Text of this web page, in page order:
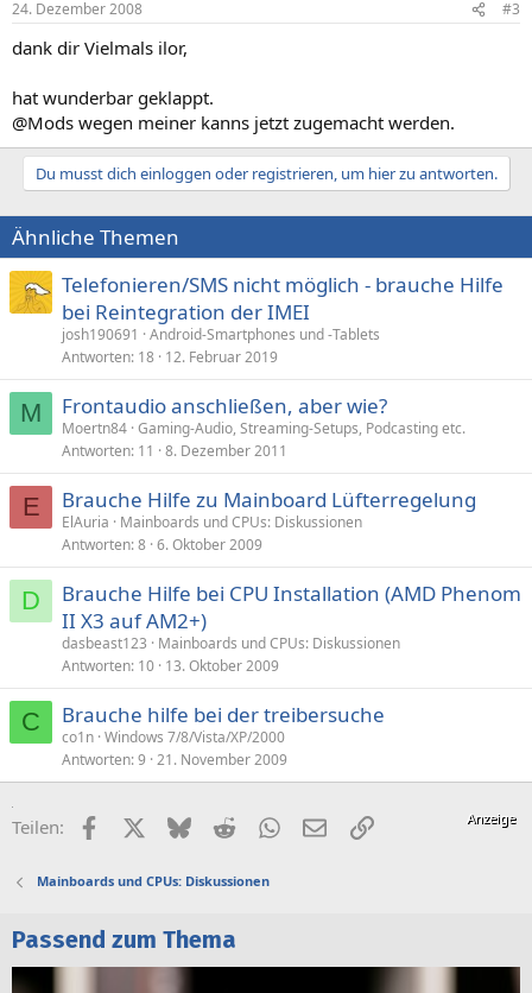
24. Dezember 2008 #3
dank dir Vielmals ilor,
hat wunderbar geklappt.
@Mods wegen meiner kanns jetzt zugemacht werden.
Du musst dich einloggen oder registrieren, um hier zu antworten.
Ähnliche Themen
Telefonieren/SMS nicht möglich - brauche Hilfe
bei Reintegration der IMEI
josh190691
Android-Smartphones und -Tablets
Antworten 18 12. Februar 2019
M Frontaudio anschließen, aber wie?
Moertn84 Gaming-Audio, Streaming-Setups, Podcasting etc.
Antworten 11 8. Dezember 2011
E Brauche Hilfe zu Mainboard Lüfterregelung
ElAuria
Mainboards und CPUs: Diskussionen
Antworten 8 6. Oktober 2009
D
Brauche Hilfe bei CPU Installation (AMD Phenom
II X3 auf AM2+)
dasbeast123
Mainboards und CPUs: Diskussionen
Antworten 10 13. Oktober 2009
C Brauche hilfe bei der treibersuche
co1n Windows 7/8/Vista/XP/2000
Antworten 9 21. November 2009
Teilen: FacebookX (Twitter)
BlueskyRedditWhatsApp
E-MailLink
Mainboards und CPUs: Diskussionen
Passend zum Thema